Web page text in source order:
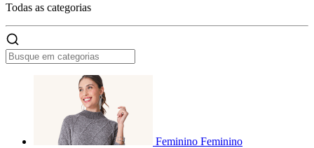
Todas as categorias
Feminino Feminino